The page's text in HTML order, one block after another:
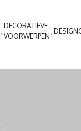
DECORATIEVE
VOORWERPEN